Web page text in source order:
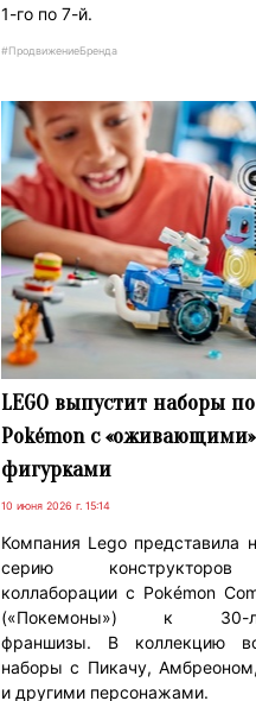
1-го по 7-й.
#ПродвижениеБренда
LEGO выпустит наборы по
Pokémon с «оживающими»
фигурками
10 июня 2026 г. 15:14
Компания Lego представила
серию
коллаборации с Pokémon
(«Покемоны») к 30-
франшизы. В коллекцию
наборы с Пикачу,
и другими персонажами.